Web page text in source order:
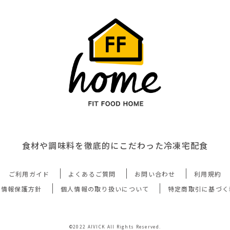
食材や調味料を徹底的にこだわった冷凍宅配食
ご利用ガイド よくあるご質問 お問い合わせ
利用規約
報保護方針
個人情報の取り扱いについて 特定商取引に基づ
©2022 AIVICK All Rights Reserved.